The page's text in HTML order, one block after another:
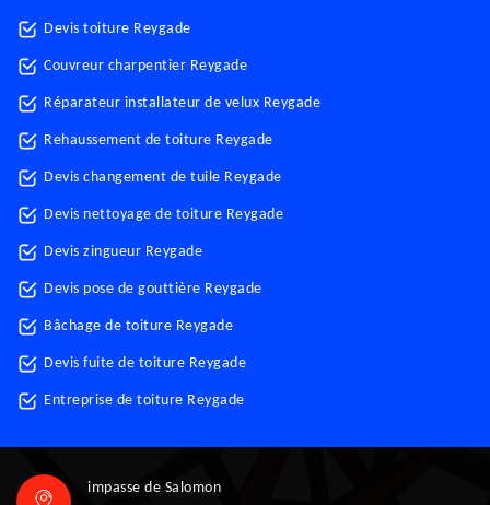
Devis toiture Reygade
Couvreur charpentier Reygade
Réparateur installateur de velux Reygade
Rehaussement de toiture Reygade
Devis changement de tuile Reygade
Devis nettoyage de toiture Reygade
Devis zingueur Reygade
Devis pose de gouttière Reygade
Bâchage de toiture Reygade
Devis fuite de toiture Reygade
Entreprise de toiture Reygade
impasse de Salomon